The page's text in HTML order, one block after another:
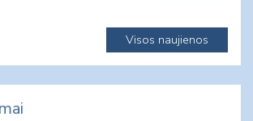
Visos naujienos